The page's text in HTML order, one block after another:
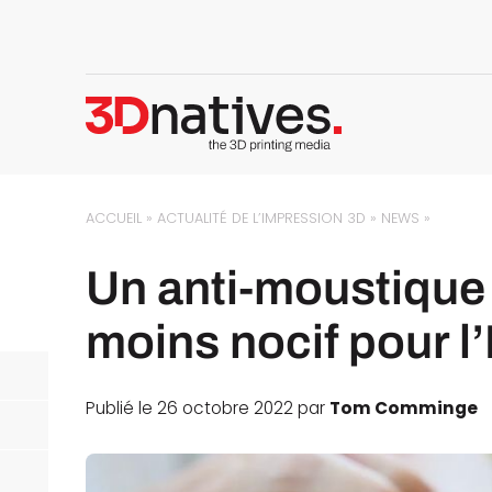
ACCUEIL »ACTUALITÉ DE L’IMPRESSION 3D » NEWS »
Un anti-
moins nocif pour
Publié le 26 octobre 2022 par Tom Comminge